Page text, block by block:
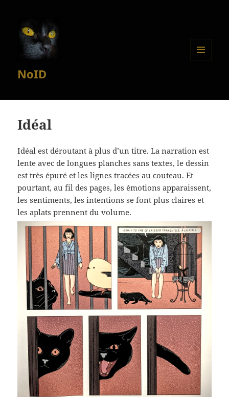
NoID
Idéal
Idéal est déroutant à plus d’un titre. La narration est
lente avec de longues planches sans textes, le dessin
est très épuré et les lignes tracées au couteau. Et
pourtant, au fil des pages, les émotions apparaissent,
les sentiments, les intentions se font plus claires et
les aplats prennent du volume.